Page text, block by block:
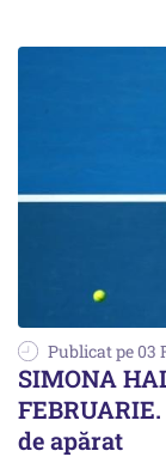
Publicat pe 03
SIMONA
de apărat